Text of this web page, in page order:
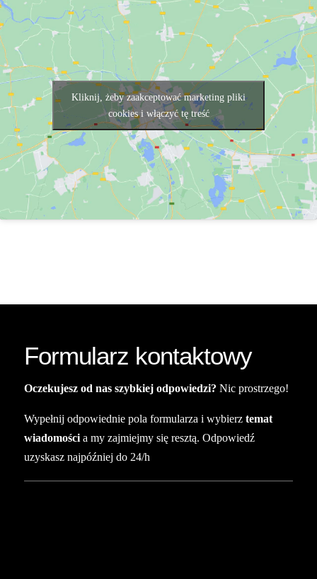
Kliknij, żeby zaakceptować marketing pliki
cookies i włączyć tę treść
Formularz kontaktowy
Oczekujesz od nas szybkiej odpowiedzi? Nic prostrzego!
Wypełnij odpowiednie pola formularza i wybierz temat
wiadomości a my zajmiejmy się resztą. Odpowiedź
uzyskasz najpóźniej do 24/h